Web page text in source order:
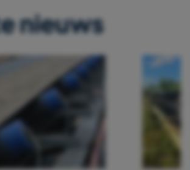
nieuws